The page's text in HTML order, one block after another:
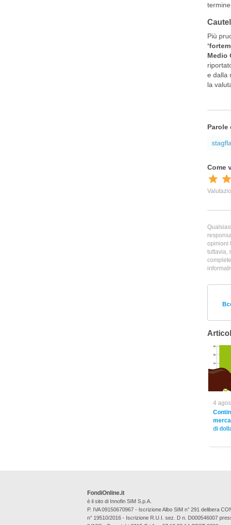
termine.
Più
Medio
e dalla
la
Parole
opinioni
tuttavia,
4
di
FondiOnline.it
è il sito di Innofin SIM S.p.A.
P. IVA 09150670967 - Iscrizione Albo SIM n° 291 delibera
n° 19510/2016 - Iscrizione R.U.I. sez. D n. D000546007